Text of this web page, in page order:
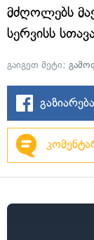
მძღოლებს
სერვისს
გაიგეთ მეტი:
გაზიარება